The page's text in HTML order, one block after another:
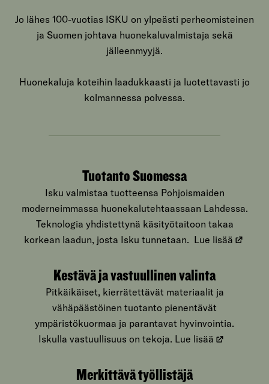
Jo lähes 100-vuotias ISKU on ylpeästi perheomisteinen
ja Suomen johtava huonekaluvalmistaja sekä
jälleenmyyjä.
Huonekaluja koteihin laadukkaasti ja luotettavasti jo
kolmannessa polvessa.
Tuotanto Suomessa
Isku valmistaa tuotteensa Pohjoismaiden
moderneimmassa huonekalutehtaassaan Lahdessa.
Teknologia yhdistettynä käsityötaitoon takaa
korkean laadun, josta Isku tunnetaan. Lue lisää
Kestävä ja vastuullinen valinta
Pitkäikäiset, kierrätettävät materiaalit ja
vähäpäästöinen tuotanto pienentävät
ympäristökuormaa ja parantavat hyvinvointia.
Iskulla vastuullisuus on tekoja. Lue lisää
Merkittävä työllistäjä